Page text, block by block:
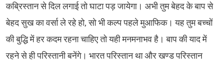
कब्रिस्तान से दिल लगाई तो घाटा पड़ जायेगा। अभी तुम बेहद के बाप से
बेहद सुख का वर्सा ले रहे हो, सो भी कल्प पहले मुआफिक। यह तुम बच्चों
की बुद्धि में हर कदम रहना चाहिए तो यही मनमनाभव है। बाप की याद में
रहने से ही परिस्तानी बनेंगे। भारत परिस्तान था और खण्ड परिस्तान